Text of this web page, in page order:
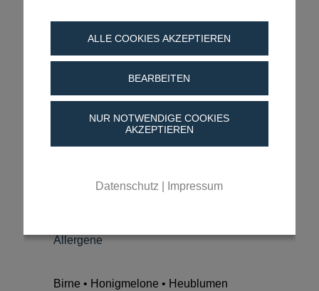
Silvaner
Beschreibung
Zusätzliche Information
Allergene
Birne • Honigmelone • Heublumen
ALLE COOKIES AKZEPTIEREN
BEARBEITEN
NUR NOTWENDIGE COOKIES
AKZEPTIEREN
Datenschutz Impressum